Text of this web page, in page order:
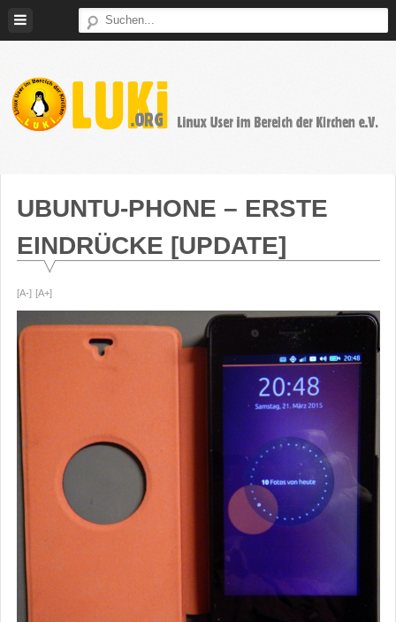
Bereich
der
Kirchen
UBUNTU-PHONE – ERSTE
EINDRÜCKE [UPDATE]
[A-] [A+]